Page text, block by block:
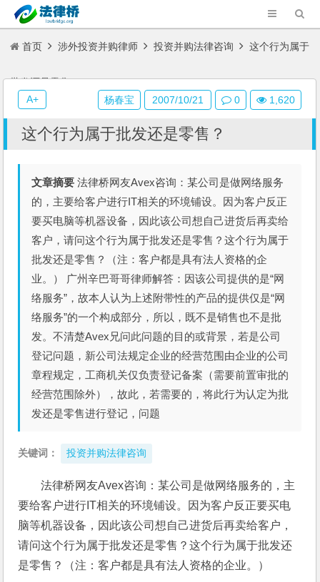
首页 涉外投资并购律师 投资并购法律咨询 这个行为属于
批发还是零售？
这个行为属于批发还是零售？
文章摘要 法律桥网友Avex咨询：某公司是做网络服务
的，主要给客户进行IT相关的环境铺设。因为客户反正
要买电脑等机器设备，因此该公司想自己进货后再卖给
客户，请问这个行为属于批发还是零售？这个行为属于
批发还是零售？（注：客户都是具有法人资格的企
业。） 广州辛巴哥哥律师解答：因该公司提供的是“网
络服务”，故本人认为上述附带性的产品的提供仅是“网
络服务”的一个构成部分，所以，既不是销售也不是批
发。不清楚Avex兄问此问题的目的或背景，若是公司
登记问题，新公司法规定企业的经营范围由企业的公司
章程规定，工商机关仅负责登记备案（需要前置审批的
经营范围除外），故此，若需要的，将此行为认定为批
发还是零售进行登记，问题
关键词： 投资并购法律咨询
法律桥网友Avex咨询：某公司是做网络服务的，主
要给客户进行IT相关的环境铺设。因为客户反正要买电
脑等机器设备，因此该公司想自己进货后再卖给客户，
请问这个行为属于批发还是零售？这个行为属于批发还
是零售？（注：客户都是具有法人资格的企业。）
杨春宝 2007/10/21 0 1,620
A+